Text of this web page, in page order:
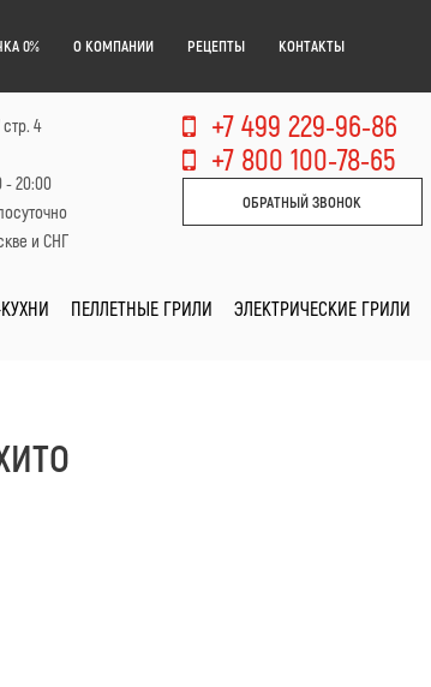
0% О КОМПАНИИ РЕЦЕПТЫ КОНТАКТЫ
4
- 20:00
и СНГ
+7 499 229-96-86
+7 800 100-78-65
ОБРАТНЫЙ ЗВОНОК
ПЕЛЛЕТНЫЕ ГРИЛИ ЭЛЕКТРИЧЕСКИЕ ГРИЛИ